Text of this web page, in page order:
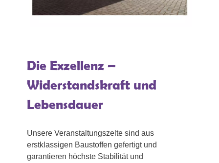
Die Exzellenz –
Widerstandskraft und
Lebensdauer
Unsere Veranstaltungszelte sind aus
erstklassigen Baustoffen gefertigt und
garantieren höchste Stabilität und